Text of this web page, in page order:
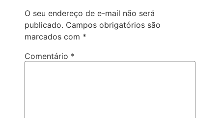
O seu endereço de e-mail não será
publicado. Campos obrigatórios são
marcados com *
Comentário *